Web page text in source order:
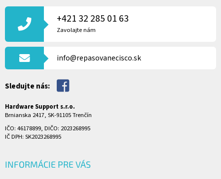
Á
T
+421 32 285 01 63
Zavolajte nám
info@repasovanecisco.sk
Sledujte nás:
Hardware Support s.r.o.
Brnianska 2417, SK-91105 Trenčín
IČO: 46178899, DIČO: 2023268995
IČ DPH: SK2023268995
INFORMÁCIE PRE VÁS